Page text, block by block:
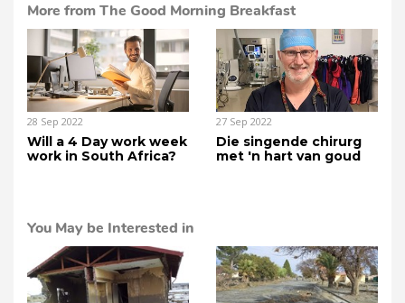
More from The Good Morning Breakfast
28 Sep 2022
Will a 4 Day work week
work in South Africa?
27 Sep 2022
Die singende chirurg
met 'n hart van goud
You May be Interested in